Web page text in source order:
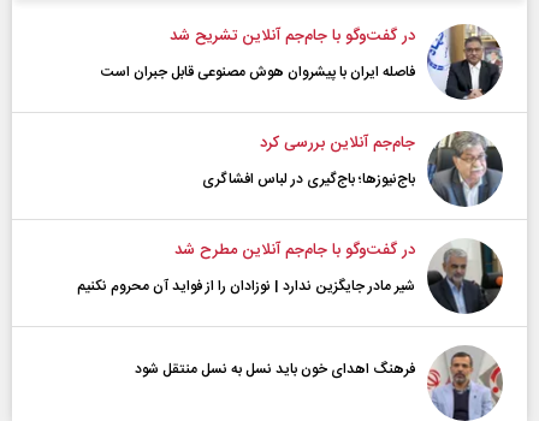
در گفت‌و‌گو با جام‌جم آنلاین تشریح شد
فاصله ایران با پیشرو‌ان هوش مصنوعی قابل جبران است
جام‌جم آنلاین بررسی کرد
باج‌نیوزها؛ باج‌گیری در لباس افشاگری
در گفت‌و‌گو با جام‌جم آنلاین مطرح شد
شیر مادر جایگزین ندارد | نوزادان را از فواید آن محروم نکنیم
فرهنگ اهدای خون باید نسل به نسل منتقل شود